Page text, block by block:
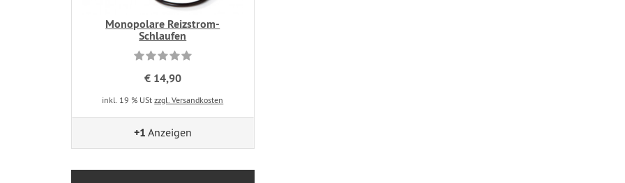
Monopolare Reizstrom-
Schlaufen
€ 14,90
inkl. 19 % UStzzgl. Versandkosten
+1 Anzeigen